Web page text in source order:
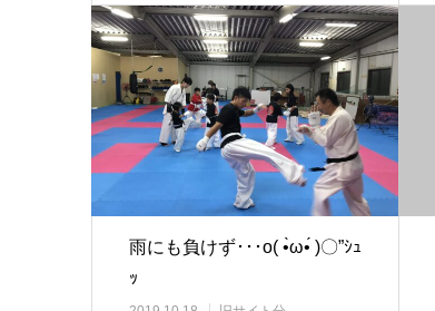
雨にも負けず･･･o( •̀ω•́ )〇”ｼｭ
ｯ